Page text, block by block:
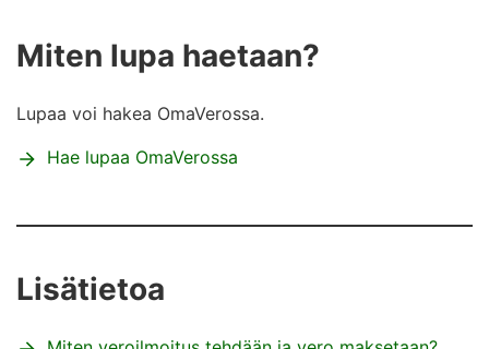
Miten lupa haetaan?
Lupaa voi hakea OmaVerossa.
Hae lupaa OmaVerossa
Lisätietoa